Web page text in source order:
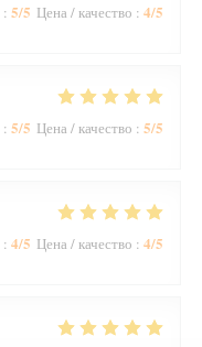
: 5/5 Цена / качество : 4/5
: 5/5 Цена / качество : 5/5
: 4/5 Цена / качество : 4/5